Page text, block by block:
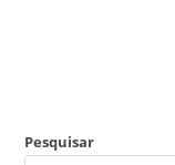
Pesquisar